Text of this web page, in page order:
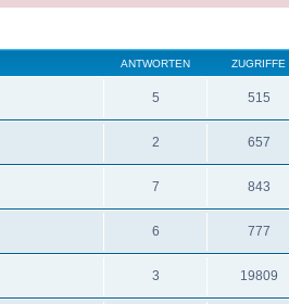
ANTWORTEN ZUGRIFFE
5 515
2 657
7 843
6 777
3 19809